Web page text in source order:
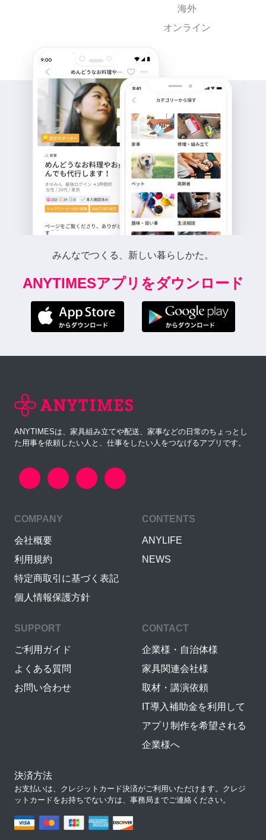
海外
オンライン
みんなでつくる、新しい暮らしかた。
ANYTIMESアプリをダウンロード
ANYTIMESは、家具組み立てや配送、家事などの日常のちょっとし
た用事を依頼したい人と、仕事をしたい人をつなげるアプリです。
COMPANY
会社概要
利用規約
特定商取引に基づく表記
個人情報保護方針
CONTENTS
ANYLIFE
NEWS
SUPPORT
ご利用ガイド
よくある質問
お問い合わせ
CONTACT
企業様・自治体様
家具関連会社様
取材・講演依頼
IT導入補助金を利用して
アプリ制作を希望される
企業様へ
決済方法
お支払いは、クレジットカード決済がご利用いただけます。クレジ
ットカードをお持ちでない方は、事務局までご連絡ください。